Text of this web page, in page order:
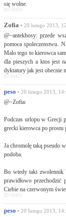
się wolne.
ID:50420
Zofia • 20 lutego 2013,
@~antekbosy: przede
pomoca spoleczenstwu.
Malo tego to kierowca
dla pieszych a ktos jest
dyktatury jak jest obecnie
ID:50427
peso • 20 lutego 2013,
@~Zofia:
Podczas urlopu w Grecji
grecki kierowca po prostu
Ja chromolę taką pseudo
podoba.
Bo wtedy taki zwolennik
prawidłowo
Ciebie na czerwonym
ID:50431
peso • 20 lutego 2013,